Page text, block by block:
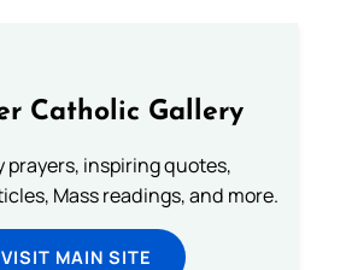
Catholic Gallery
prayers, inspiring quotes,
Mass readings, and more.
VISIT MAIN SITE